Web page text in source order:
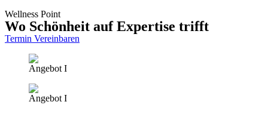
Wellness Point
Wo Schönheit auf Expertise trifft
Termin Vereinbaren